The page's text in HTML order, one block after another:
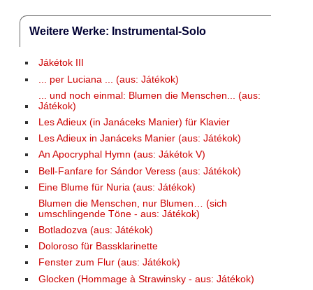
Weitere Werke: Instrumental-Solo
Jákétok III
... per Luciana ... (aus: Játékok)
... und noch einmal: Blumen die Menschen... (aus:
Játékok)
Les Adieux (in Janáceks Manier) für Klavier
Les Adieux in Janáceks Manier (aus: Játékok)
An Apocryphal Hymn (aus: Jákétok V)
Bell-Fanfare for Sándor Veress (aus: Játékok)
Eine Blume für Nuria (aus: Játékok)
Blumen die Menschen, nur Blumen… (sich
umschlingende Töne - aus: Játékok)
Botladozva (aus: Játékok)
Doloroso für Bassklarinette
Fenster zum Flur (aus: Játékok)
Glocken (Hommage à Strawinsky - aus: Játékok)